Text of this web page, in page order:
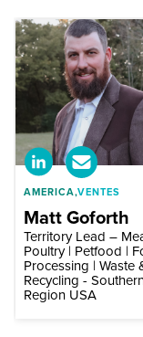
AMERICA,VENTES
Matt Goforth
Territory Lead –
Poultry | Petfood |
Processing | Waste
Recycling -
Region USA